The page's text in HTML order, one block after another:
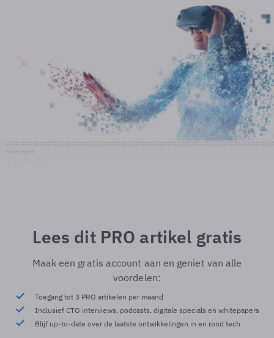
Lees dit PRO artikel gratis
Maak een gratis account aan en geniet van alle
voordelen:
Toegang tot 3 PRO artikelen per maand
Inclusief CTO interviews, podcasts, digitale specials en whitepapers
Blijf up-to-date over de laatste ontwikkelingen in en rond tech